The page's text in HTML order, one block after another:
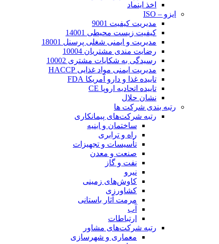
اخذ اینماد
ایزو – ISO
مدیریت کیفیت 9001
کیفیت زیست محیطی 14001
مدیریت و ایمنی شغلی پرسنل 18001
رضایت مندی مشتریان 10004
رسیدگی به شکایات مشتری 10002
مدیریت ایمنی مواد غذایی HACCP
تاییده غذا و دارو آمریکا FDA
تاییده اتحادیه اروپا CE
نشان حلال
رتبه بندی شرکت ها
رتبه شرکت‌های پیمانکاری
ساختمان و ابنیه
راه و ترابری
تأسیسات و تجهیزات
صنعت و معدن
نفت و گاز
نیرو
کاوش‌های زمینی
کشاورزی
مرمت آثار باستانی
آب
ارتباطات
رتبه شرکت‌های مشاور
معماری و شهرسازی